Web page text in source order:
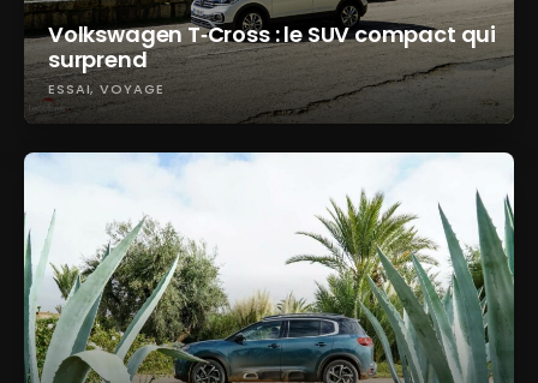
Volkswagen T‑Cross : le SUV compact qui
surprend
ESSAI VOYAGE